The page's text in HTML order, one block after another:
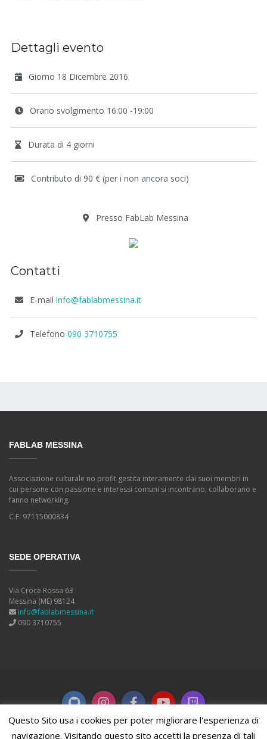
Dettagli evento
Giorno 18 Dicembre 2016
Orario svolgimento 16:00 -19:00
Durata di 4 giorni
Contributo di 90 € (per i non ancora soci)
Presso FabLab Messina
Contatti
E-mail info@fablabmessina.it
Telefono 090 3710755
FABLAB MESSINA
Associazione culturale no profit gestita interamente dai suoi membri in
cui persone con passione e interessi comuni si incontrano, collaborano e
fanno networking.
C.F. 97115000834
SEDE OPERATIVA
Via Croce Rossa 63
Messina (ME) 98124
info@fablabmessina.it
090 3710755
Questo Sito usa i cookies per poter migliorare l'esperienza di
navigazione. Visitando questo sito accetti la presenza di tali